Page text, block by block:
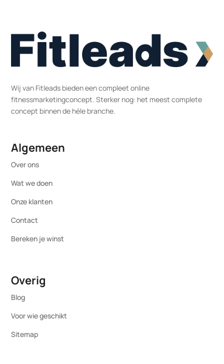
Wij van Fitleads bieden een compleet online
fitnessmarketingconcept. Sterker nog: het meest complete
concept binnen de héle branche.
Algemeen
Over ons
Wat we doen
Onze klanten
Contact
Bereken je winst
Overig
Blog
Voor wie geschikt
Sitemap